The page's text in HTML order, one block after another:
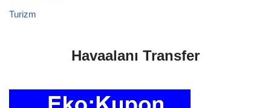
Turizm
Havaalanı Transfer